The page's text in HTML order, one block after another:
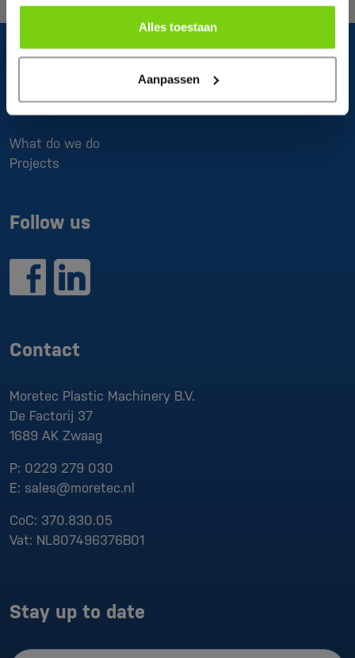
Alles toestaan
Aanpassen
Marse
SchirpMAG
About us
What do we do
Projects
Follow us
Contact
Moretec Plastic Machinery B.V.
De Factorij 37
1689 AK Zwaag
P: 0229 279 030
E: sales@moretec.nl
CoC: 370.830.05
Vat: NL807496376B01
Stay up to date